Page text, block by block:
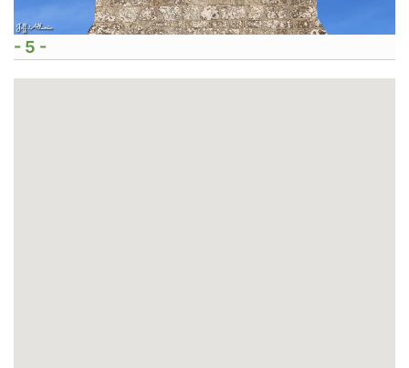
- 5 -